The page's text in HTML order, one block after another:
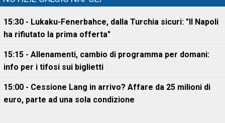
15:30 - Lukaku-Fenerbahce, dalla Turchia sicuri: "Il Napoli
ha rifiutato la prima offerta"
15:15 - Allenamenti, cambio di programma per domani:
info per i tifosi sui biglietti
15:00 - Cessione Lang in arrivo? Affare da 25 milioni di
euro, parte ad una sola condizione